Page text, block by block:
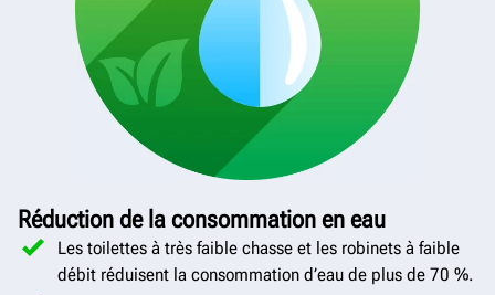
Réduction de la consommation en eau
Les toilettes à très faible chasse et les robinets à faible
débit réduisent la consommation d’eau de plus de 70 %.